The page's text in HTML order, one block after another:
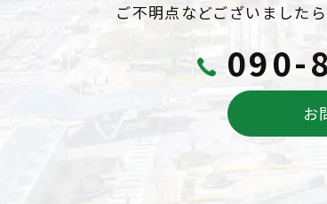
ご不明点などございました
090-
お